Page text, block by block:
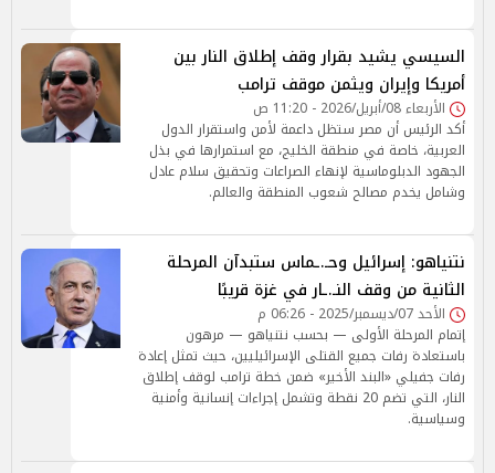
السيسي يشيد بقرار وقف إطلاق النار بين
أمريكا وإيران ويثمن موقف ترامب
الأربعاء 08/أبريل/2026 - 11:20 ص
أكد الرئيس أن مصر ستظل داعمة لأمن واستقرار الدول
العربية، خاصة في منطقة الخليج، مع استمرارها في بذل
الجهود الدبلوماسية لإنهاء الصراعات وتحقيق سلام عادل
وشامل يخدم مصالح شعوب المنطقة والعالم.
نتنياهو: إسرائيل وحـ.ـماس ستبدآن المرحلة
الثانية من وقف النـ.ـار في غزة قريبًا
الأحد 07/ديسمبر/2025 - 06:26 م
إتمام المرحلة الأولى — بحسب نتنياهو — مرهون
باستعادة رفات جميع القتلى الإسرائيليين، حيث تمثل إعادة
رفات جفيلي «البند الأخير» ضمن خطة ترامب لوقف إطلاق
النار، التي تضم 20 نقطة وتشمل إجراءات إنسانية وأمنية
وسياسية.